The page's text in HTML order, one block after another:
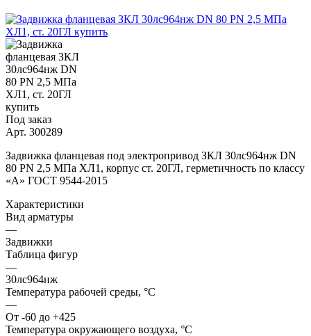
Под заказ
Арт. 300289
Задвижка фланцевая под электропривод ЗКЛ 30лс964нж DN
80 PN 2,5 МПа ХЛ1, корпус ст. 20ГЛ, герметичность по классу
«A» ГОСТ 9544-2015
Характеристики
Вид арматуры
—
Задвижки
Таблица фигур
—
30лс964нж
Температура рабочей среды, °С
—
От -60 до +425
Температура окружающего воздуха, °С